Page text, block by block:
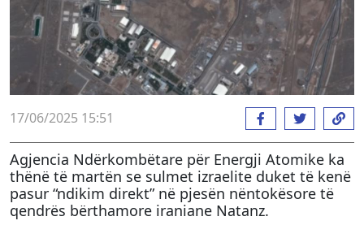
17/06/2025 15:51
Agjencia Ndërkombëtare për Energji Atomike ka
thënë të martën se sulmet izraelite duket të kenë
pasur “ndikim direkt” në pjesën nëntokësore të
qendrës bërthamore iraniane Natanz.